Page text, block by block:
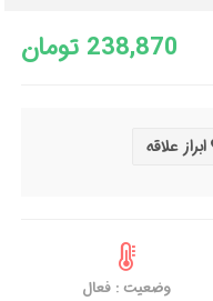
238,870 تومان
ابراز علاقه
وضعیت : فعال